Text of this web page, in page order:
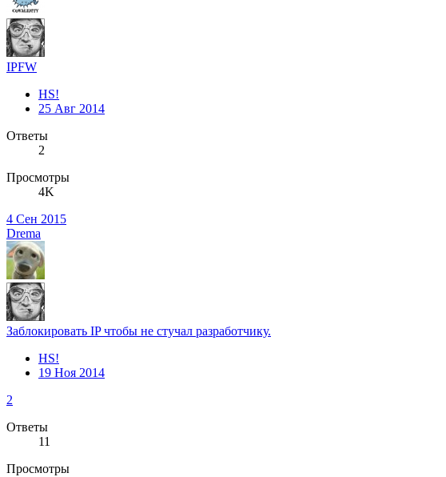
IPFW
HS!
25 Авг 2014
Ответы
2
Просмотры
4K
4 Сен 2015
Drema
Заблокировать IP чтобы не стучал разработчику.
HS!
19 Ноя 2014
2
Ответы
11
Просмотры